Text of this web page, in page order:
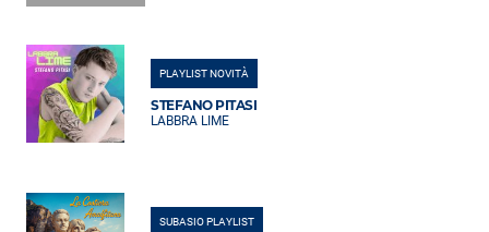
PLAYLIST NOVITÀ
STEFANO PITASI
LABBRA LIME
SUBASIO PLAYLIST